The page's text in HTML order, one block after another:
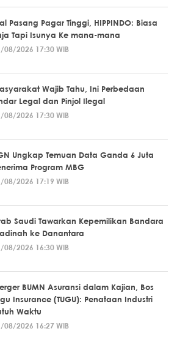
Pasang Pagar Tinggi, HIPPINDO: Biasa
Tapi Isunya Ke mana-mana
08/2026 17:30 WIB
Wajib Tahu, Ini Perbedaan
Legal dan Pinjol Ilegal
08/2026 17:30 WIB
Ungkap Temuan Data Ganda 6 Juta
Program MBG
08/2026 17:19 WIB
Saudi Tawarkan Kepemilikan Bandara
ke Danantara
08/2026 16:30 WIB
BUMN Asuransi dalam Kajian, Bos
Insurance (TUGU): Penataan Industri
Waktu
08/2026 16:27 WIB